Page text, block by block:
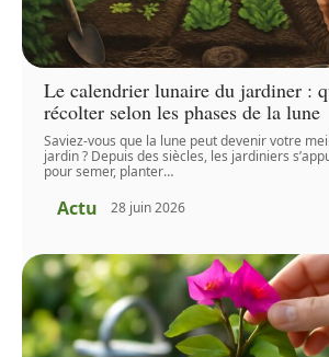
Le calendrier lunaire du jardiner :
récolter selon les phases de la lune
Saviez-vous que la lune peut devenir votre
jardin ? Depuis des siècles, les jardiniers
pour semer, planter…
Actu 28 juin 2026